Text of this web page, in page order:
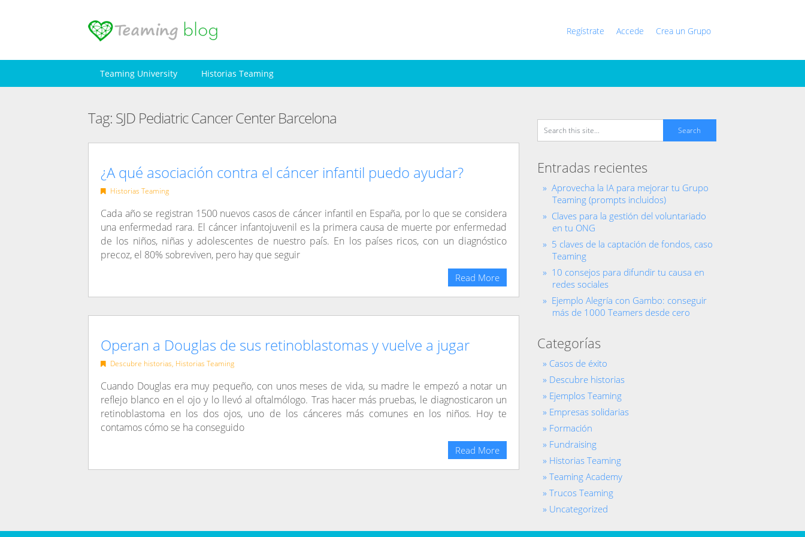
Regístrate Accede Crea un Grupo
Teaming University Historias Teaming
Tag: SJD Pediatric Cancer Center Barcelona
¿A qué asociación contra el cáncer infantil puedo ayudar?
Historias Teaming
Cada año se registran 1500 nuevos casos de cáncer infantil en España, por lo que se considera
una enfermedad rara. El cáncer infantojuvenil es la primera causa de muerte por enfermedad
de los niños, niñas y adolescentes de nuestro país. En los países ricos, con un diagnóstico
precoz, el 80% sobreviven, pero hay que seguir
Read More
Operan a Douglas de sus retinoblastomas y vuelve a jugar
Descubre historias, Historias Teaming
Cuando Douglas era muy pequeño, con unos meses de vida, su madre le empezó a notar un
reflejo blanco en el ojo y lo llevó al oftalmólogo. Tras hacer más pruebas, le diagnosticaron un
retinoblastoma en los dos ojos, uno de los cánceres más comunes en los niños. Hoy te
contamos cómo se ha conseguido
Read More
Entradas recientes
Aprovecha la IA para mejorar tu Grupo
Teaming (prompts incluidos)
Claves para la gestión del voluntariado
en tu ONG
5 claves de la captación de fondos, caso
Teaming
10 consejos para difundir tu causa en
redes sociales
Ejemplo Alegría con Gambo: conseguir
más de 1000 Teamers desde cero
Categorías
Casos de éxito
Descubre historias
Ejemplos Teaming
Empresas solidarias
Formación
Fundraising
Historias Teaming
Teaming Academy
Trucos Teaming
Uncategorized